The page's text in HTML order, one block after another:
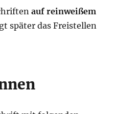
auf rein­wei­ßem
spä­ter das Frei­stel­len